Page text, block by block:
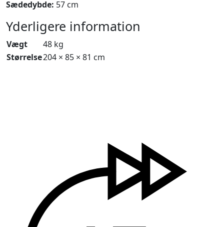
Sædedybde: 57 cm
Yderligere information
Vægt
48 kg
Størrelse204 × 85 × 81 cm